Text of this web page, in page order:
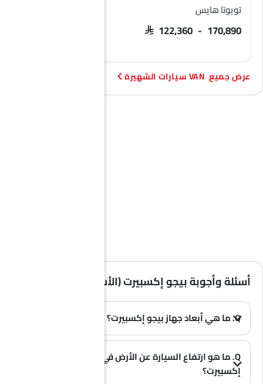
تويوتا هايس
SAR 122,360 - 170,890
VAN سيارات الشهيرة
أسئلة وأجوبة بيجو إكسبيرت (الأسئلة الشائعة)
Q. ما هي أبعاد جهاز بيجو إكسبيرت؟
Q. ما هو ارتفاع السيارة عن الأرض في طراز بيجو
إكسبيرت؟